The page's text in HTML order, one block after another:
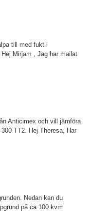
till med fukt i
Mirjam , Jag har mailat
Anticimex och vill jämföra
TT2. Hej Theresa, Har
Nedan kan du
på ca 100 kvm